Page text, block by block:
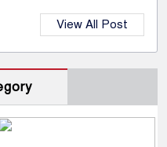
View All Post